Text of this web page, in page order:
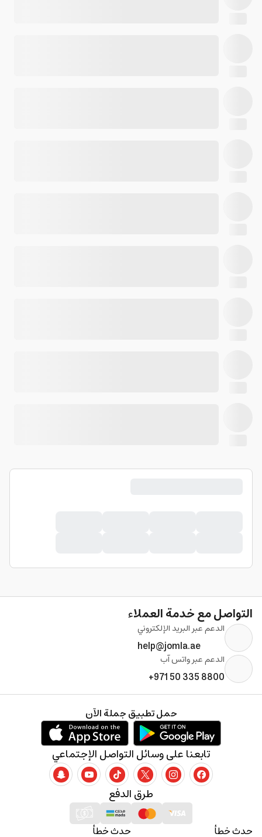
التواصل مع خدمة العملاء
الدعم عبر البريد الإلكتروني
help@jomla.ae
الدعم عبر واتس آب
+971 50 335 8800
حدث خطأ حدث خطأ
طرق الدفع
تابعنا على وسائل التواصل الإجتماعي
حمل تطبيق جملة الآن